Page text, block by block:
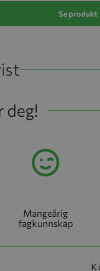
Se produkt
deg!
Mangeårig
fagkunnskap